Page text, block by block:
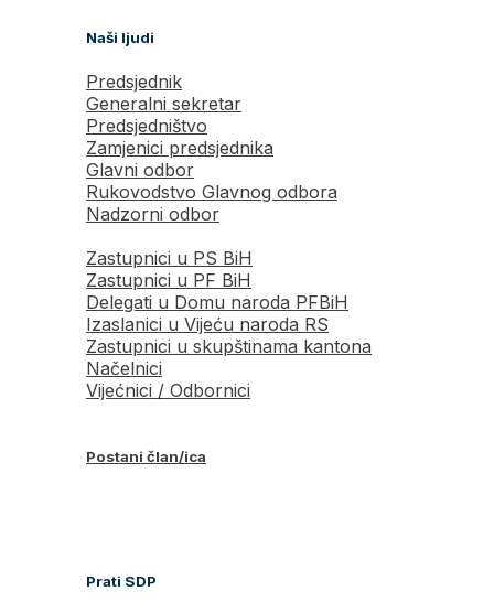
Naši ljudi
Predsjednik
Generalni sekretar
Predsjedništvo
Zamjenici predsjednika
Glavni odbor
Rukovodstvo Glavnog odbora
Nadzorni odbor
Zastupnici u PS BiH
Zastupnici u PF BiH
Delegati u Domu naroda PFBiH
Izaslanici u Vijeću naroda RS
Zastupnici u skupštinama kantona
Načelnici
Vijećnici / Odbornici
Postani član/ica
Prati SDP